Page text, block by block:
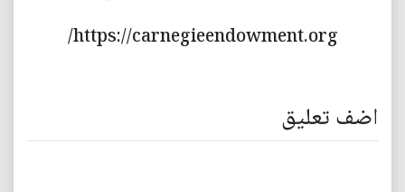
https://carnegieendowment.org/
اضف تعليق